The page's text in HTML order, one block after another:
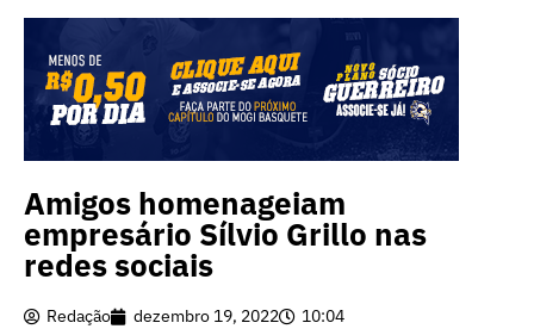
Amigos homenageiam
empresário Sílvio Grillo nas
redes sociais
Redação dezembro 19, 2022 10:04